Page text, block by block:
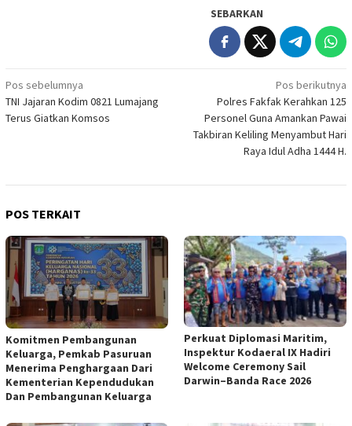
SEBARKAN
Navigasi
pos
Pos sebelumnya
TNI Jajaran Kodim 0821 Lumajang
Terus Giatkan Komsos
Pos berikutnya
Polres Fakfak Kerahkan 125
Personel Guna Amankan Pawai
Takbiran Keliling Menyambut Hari
Raya Idul Adha 1444 H.
POS TERKAIT
Komitmen Pembangunan
Keluarga, Pemkab Pasuruan
Menerima Penghargaan Dari
Kementerian Kependudukan
Dan Pembangunan Keluarga
Perkuat Diplomasi Maritim,
Inspektur Kodaeral IX Hadiri
Welcome Ceremony Sail
Darwin–Banda Race 2026